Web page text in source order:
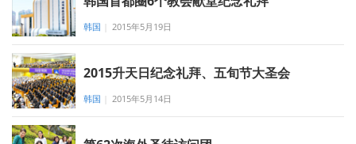
韩国 2015年5月19日
2015升天日纪念礼拜、五旬节大圣会
韩国 2015年5月14日